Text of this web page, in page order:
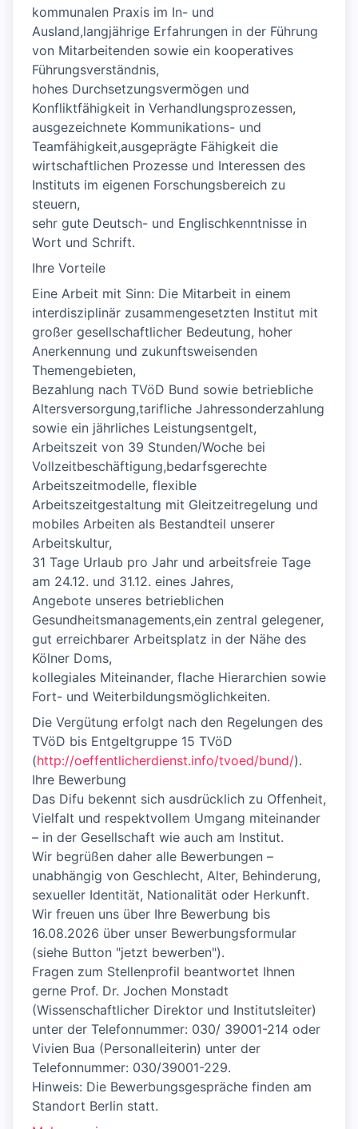
kommunalen Praxis im In- und
Ausland,langjährige Erfahrungen in der Führung
von Mitarbeitenden sowie ein kooperatives
Führungsverständnis,
hohes Durchsetzungsvermögen und
Konfliktfähigkeit in Verhandlungsprozessen,
ausgezeichnete Kommunikations- und
Teamfähigkeit,ausgeprägte Fähigkeit die
wirtschaftlichen Prozesse und Interessen des
Instituts im eigenen Forschungsbereich zu
steuern,
sehr gute Deutsch- und Englischkenntnisse in
Wort und Schrift.
Ihre Vorteile
Eine Arbeit mit Sinn: Die Mitarbeit in einem
interdisziplinär zusammengesetzten Institut mit
großer gesellschaftlicher Bedeutung, hoher
Anerkennung und zukunftsweisenden
Themengebieten,
Bezahlung nach TVöD Bund sowie betriebliche
Altersversorgung,tarifliche Jahressonderzahlung
sowie ein jährliches Leistungsentgelt,
Arbeitszeit von 39 Stunden/Woche bei
Vollzeitbeschäftigung,bedarfsgerechte
Arbeitszeitmodelle, flexible
Arbeitszeitgestaltung mit Gleitzeitregelung und
mobiles Arbeiten als Bestandteil unserer
Arbeitskultur,
31 Tage Urlaub pro Jahr und arbeitsfreie Tage
am 24.12. und 31.12. eines Jahres,
Angebote unseres betrieblichen
Gesundheitsmanagements,ein zentral gelegener,
gut erreichbarer Arbeitsplatz in der Nähe des
Kölner Doms,
kollegiales Miteinander, flache Hierarchien sowie
Fort- und Weiterbildungsmöglichkeiten.
Die Vergütung erfolgt nach den Regelungen des
TVöD bis Entgeltgruppe 15 TVöD
(http://oeffentlicherdienst.info/tvoed/bund/).
Ihre Bewerbung
Das Difu bekennt sich ausdrücklich zu Offenheit,
Vielfalt und respektvollem Umgang miteinander
– in der Gesellschaft wie auch am Institut.
Wir begrüßen daher alle Bewerbungen –
unabhängig von Geschlecht, Alter, Behinderung,
sexueller Identität, Nationalität oder Herkunft.
Wir freuen uns über Ihre Bewerbung bis
16.08.2026 über unser Bewerbungsformular
(siehe Button "jetzt bewerben").
Fragen zum Stellenprofil beantwortet Ihnen
gerne Prof. Dr. Jochen Monstadt
(Wissenschaftlicher Direktor und Institutsleiter)
unter der Telefonnummer: 030/ 39001-214 oder
Vivien Bua (Personalleiterin) unter der
Telefonnummer: 030/39001-229.
Hinweis: Die Bewerbungsgespräche finden am
Standort Berlin statt.